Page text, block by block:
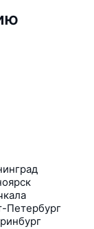
Петербург